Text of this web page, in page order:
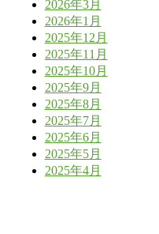
2026年3月
2026年1月
2025年12月
2025年11月
2025年10月
2025年9月
2025年8月
2025年7月
2025年6月
2025年5月
2025年4月